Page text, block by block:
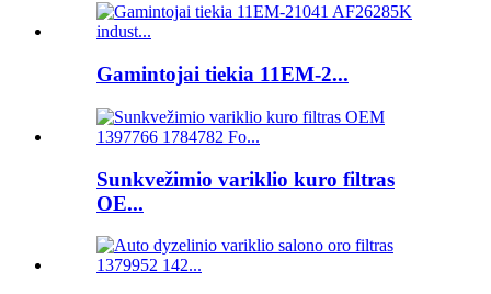
Gamintojai tiekia 11EM-2...
Sunkvežimio variklio kuro filtras
OE...